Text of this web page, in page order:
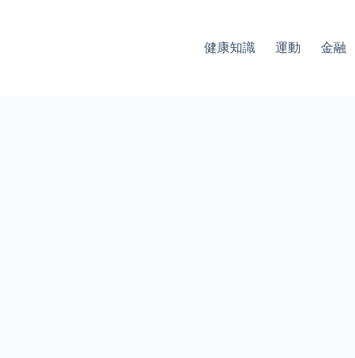
健康知識 運動 金融